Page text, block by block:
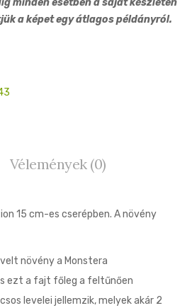
minden esetben a saját készleten
a képet egy átlagos példányról.
Vélemények (0)
15 cm-es cserépben. A növény
növény a Monstera
ezt a fajt főleg a feltűnően
levelei jellemzik, melyek akár 2